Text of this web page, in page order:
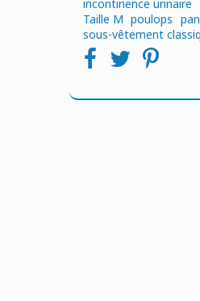
incontinence urinaire
Taille M poulops
sous-vêtement